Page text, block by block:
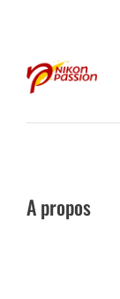
A propos